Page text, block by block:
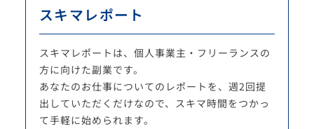
スキマレポート
スキマレポートは、個人事業主・フリーランスの
方に向けた副業です。
あなたのお仕事についてのレポートを、週2回提
出していただくだけなので、スキマ時間をつかっ
て手軽に始められます。